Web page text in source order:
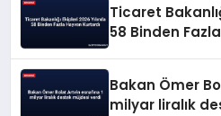
Ticaret
58 Binden
Bakan Ömer
milyar liralık